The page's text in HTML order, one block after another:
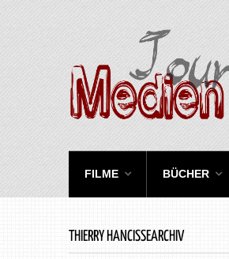
FILME BÜCHER
THIERRY HANCISSEARCHIV